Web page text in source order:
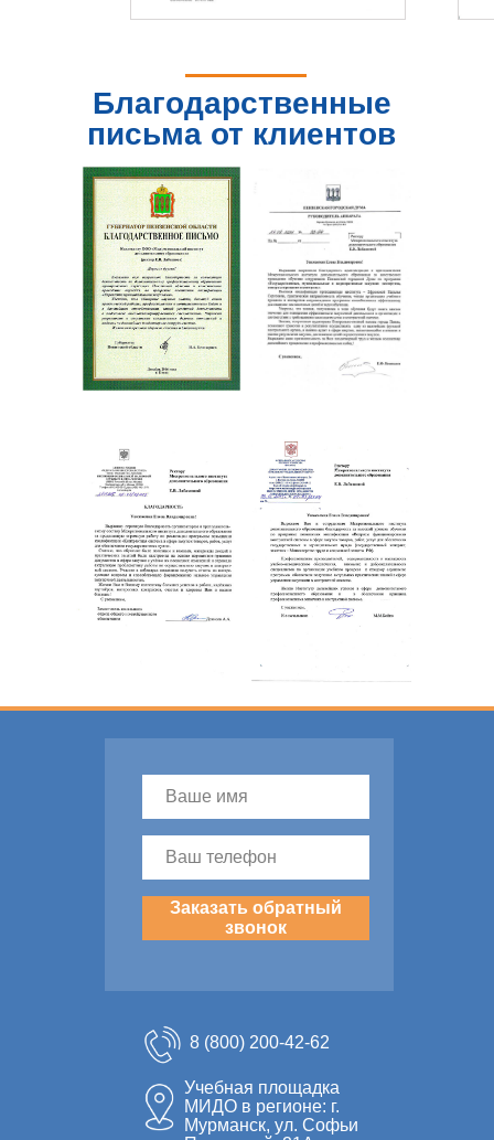
Благодарственные
письма от клиентов
8 (800) 200-42-62
Учебная площадка
МИДО в регионе: г.
Мурманск, ул. Софьи
Заказать обратный
звонок